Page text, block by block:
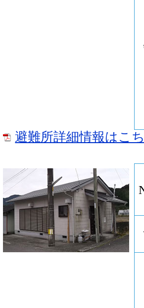
避難所詳細情報はこ